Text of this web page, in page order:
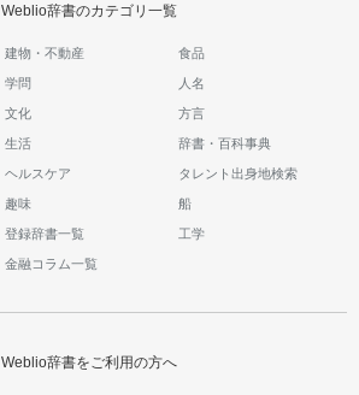
Weblio辞書のカテゴリ一覧
建物・不動産 食品
学問 人名
文化 方言
生活 辞書・百科事典
ヘルスケア タレント出身地検索
趣味 船
登録辞書一覧 工学
金融コラム一覧
Weblio辞書をご利用の方へ